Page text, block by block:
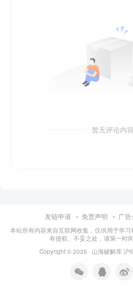
暂无评论内容
友链申请 免责声明 广
本站所有内容来自互联网收集，仅供用于学
有侵权、不妥之处，请第一时
Copyright © 2025 · 山海破解库沪